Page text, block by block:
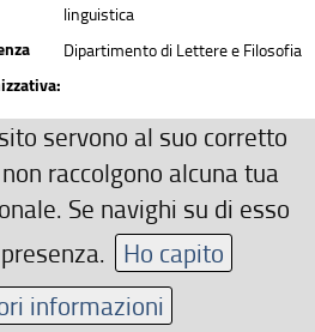
linguistica
Dipartimento di Lettere e Filosofia
servono al suo corretto
raccolgono alcuna tua
Se navighi su di esso
Ho capito
informazioni